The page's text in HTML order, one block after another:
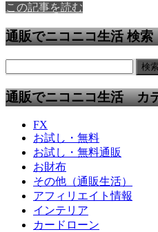
この記事を読む
通販でニコニコ生活 検索
通販でニコニコ生活 カ
FX
お試し・無料
お試し・無料通販
お財布
その他（通販生活）
アフィリエイト情報
インテリア
カードローン